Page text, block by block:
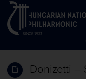
Donizetti –